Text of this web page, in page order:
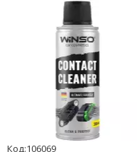
Код:106069